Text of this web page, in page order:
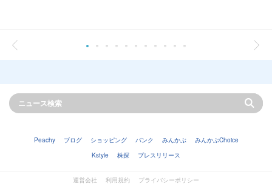
Peachy ブログ ショッピング バンク みんかぶ
みんかぶChoice
Kstyle
株探 プレスリリース
運営会社 利用規約
プライバシーポリシー